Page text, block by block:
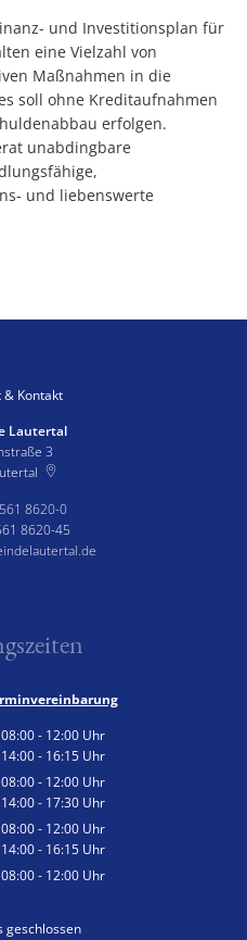
und Investitionsplan für
eine Vielzahl von
Maßnahmen in die
soll ohne Kreditaufnahmen
erfolgen.
unabdingbare
und liebenswerte
Kontakt
Lautertal
3
8620-0
8620-45
08:00- 12:00 Uhr
Von 08:00 bis 12:00 Uhr
14:00- 16:15 Uhr
Von 14:00 bis 16:15 Uhr
08:00- 12:00 Uhr
Von 08:00 bis 12:00 Uhr
14:00- 17:30 Uhr
Von 14:00 bis 17:30 Uhr
08:00- 12:00 Uhr
Von 08:00 bis 12:00 Uhr
14:00- 16:15 Uhr
Von 14:00 bis 16:15 Uhr
08:00- 12:00 Uhr
geschlossen